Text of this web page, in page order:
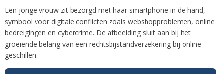
Een jonge vrouw zit bezorgd met haar smartphone in de hand,
symbool voor digitale conflicten zoals webshopproblemen, online
bedreigingen en cybercrime. De afbeelding sluit aan bij het
groeiende belang van een rechtsbijstandverzekering bij online
geschillen.